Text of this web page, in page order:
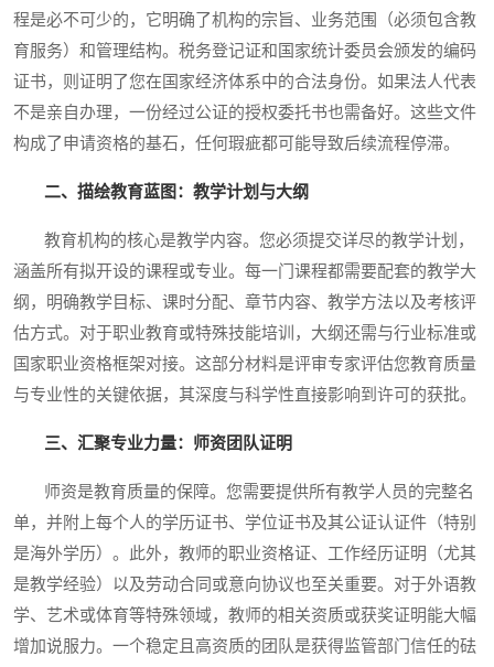
程是必不可少的，它明确了机构的宗旨、业务范围（必须包含教
育服务）和管理结构。税务登记证和国家统计委员会颁发的编码
证书，则证明了您在国家经济体系中的合法身份。如果法人代表
不是亲自办理，一份经过公证的授权委托书也需备好。这些文件
构成了申请资格的基石，任何瑕疵都可能导致后续流程停滞。
二、描绘教育蓝图：教学计划与大纲
教育机构的核心是教学内容。您必须提交详尽的教学计划，
涵盖所有拟开设的课程或专业。每一门课程都需要配套的教学大
纲，明确教学目标、课时分配、章节内容、教学方法以及考核评
估方式。对于职业教育或特殊技能培训，大纲还需与行业标准或
国家职业资格框架对接。这部分材料是评审专家评估您教育质量
与专业性的关键依据，其深度与科学性直接影响到许可的获批。
三、汇聚专业力量：师资团队证明
师资是教育质量的保障。您需要提供所有教学人员的完整名
单，并附上每个人的学历证书、学位证书及其公证认证件（特别
是海外学历）。此外，教师的职业资格证、工作经历证明（尤其
是教学经验）以及劳动合同或意向协议也至关重要。对于外语教
学、艺术或体育等特殊领域，教师的相关资质或获奖证明能大幅
增加说服力。一个稳定且高资质的团队是获得监管部门信任的砝